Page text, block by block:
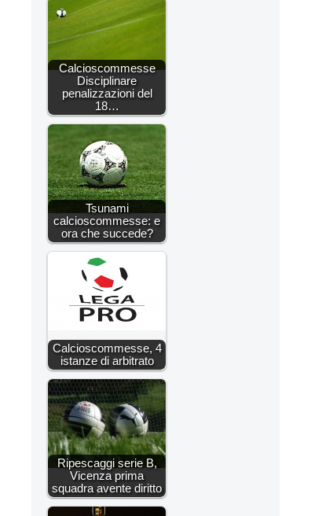
Calcioscommesse
Disciplinare
penalizzazioni del
18…
Tsunami
calcioscommesse: e
ora che succede?
Calcioscommesse, 4
istanze di arbitrato
Ripescaggi serie B,
Vicenza prima
squadra avente diritto